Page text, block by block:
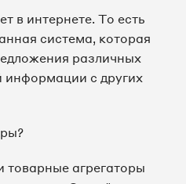
в интернете. То есть
система, которая
различных
информации с других
товарные агрегаторы